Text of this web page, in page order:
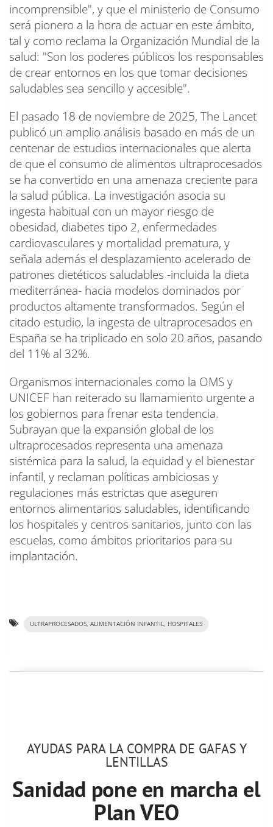
incomprensible", y que el ministerio de Consumo
será pionero a la hora de actuar en este ámbito,
tal y como reclama la Organización Mundial de la
salud: "Son los poderes públicos los responsables
de crear entornos en los que tomar decisiones
saludables sea sencillo y accesible".
El pasado 18 de noviembre de 2025, The Lancet
publicó un amplio análisis basado en más de un
centenar de estudios internacionales que alerta
de que el consumo de alimentos ultraprocesados
se ha convertido en una amenaza creciente para
la salud pública. La investigación asocia su
ingesta habitual con un mayor riesgo de
obesidad, diabetes tipo 2, enfermedades
cardiovasculares y mortalidad prematura, y
señala además el desplazamiento acelerado de
patrones dietéticos saludables -incluida la dieta
mediterránea- hacia modelos dominados por
productos altamente transformados. Según el
citado estudio, la ingesta de ultraprocesados en
España se ha triplicado en solo 20 años, pasando
del 11% al 32%.
Organismos internacionales como la OMS y
UNICEF han reiterado su llamamiento urgente a
los gobiernos para frenar esta tendencia.
Subrayan que la expansión global de los
ultraprocesados representa una amenaza
sistémica para la salud, la equidad y el bienestar
infantil, y reclaman políticas ambiciosas y
regulaciones más estrictas que aseguren
entornos alimentarios saludables, identificando
los hospitales y centros sanitarios, junto con las
escuelas, como ámbitos prioritarios para su
implantación.
ULTRAPROCESADOS, ALIMENTACIÓN INFANTIL, HOSPITALES
AYUDAS PARA LA COMPRA DE GAFAS Y
LENTILLAS
Sanidad pone en marcha el
Plan VEO